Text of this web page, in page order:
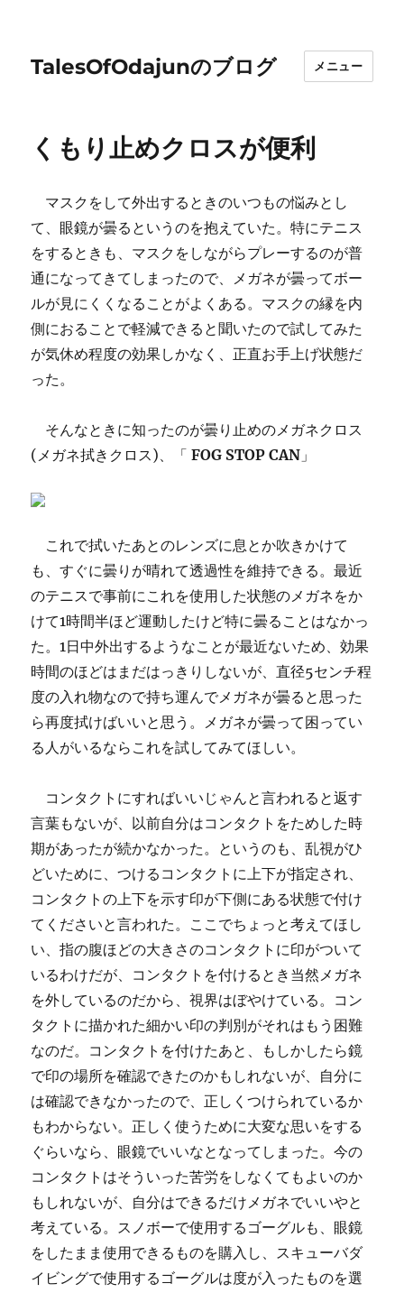
TalesOfOdajunのブログ メニュー
くもり止めクロスが便利
マスクをして外出するときのいつもの悩みとし
て、眼鏡が曇るというのを抱えていた。特にテニス
をするときも、マスクをしながらプレーするのが普
通になってきてしまったので、メガネが曇ってボー
ルが見にくくなることがよくある。マスクの縁を内
側におることで軽減できると聞いたので試してみた
が気休め程度の効果しかなく、正直お手上げ状態だ
った。
そんなときに知ったのが曇り止めのメガネクロス
(メガネ拭きクロス)、「 FOG STOP CAN 」
これで拭いたあとのレンズに息とか吹きかけて
も、すぐに曇りが晴れて透過性を維持できる。最近
のテニスで事前にこれを使用した状態のメガネをか
けて1時間半ほど運動したけど特に曇ることはなかっ
た。1日中外出するようなことが最近ないため、効果
時間のほどはまだはっきりしないが、直径5センチ程
度の入れ物なので持ち運んでメガネが曇ると思った
ら再度拭けばいいと思う。メガネが曇って困ってい
る人がいるならこれを試してみてほしい。
コンタクトにすればいいじゃんと言われると返す
言葉もないが、以前自分はコンタクトをためした時
期があったが続かなかった。というのも、乱視がひ
どいために、つけるコンタクトに上下が指定され、
コンタクトの上下を示す印が下側にある状態で付け
てくださいと言われた。ここでちょっと考えてほし
い、指の腹ほどの大きさのコンタクトに印がついて
いるわけだが、コンタクトを付けるとき当然メガネ
を外しているのだから、視界はぼやけている。コン
タクトに描かれた細かい印の判別がそれはもう困難
なのだ。コンタクトを付けたあと、もしかしたら鏡
で印の場所を確認できたのかもしれないが、自分に
は確認できなかったので、正しくつけられているか
もわからない。正しく使うために大変な思いをする
ぐらいなら、眼鏡でいいなとなってしまった。今の
コンタクトはそういった苦労をしなくてもよいのか
もしれないが、自分はできるだけメガネでいいやと
考えている。スノボーで使用するゴーグルも、眼鏡
をしたまま使用できるものを購入し、スキューバダ
イビングで使用するゴーグルは度が入ったものを選